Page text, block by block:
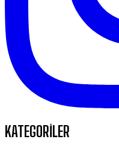
KATEGORİLER